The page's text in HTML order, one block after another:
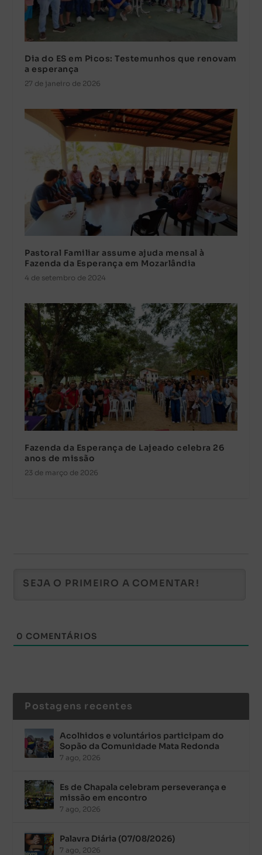
Dia do ES em Picos: Testemunhos que renovam
a esperança
27 de janeiro de 2026
Pastoral Familiar assume ajuda mensal à
Fazenda da Esperança em Mozarlândia
4 de setembro de 2024
Fazenda da Esperança de Lajeado celebra 26
anos de missão
23 de março de 2026
0 COMENTÁRIOS
Postagens recentes
Acolhidos e voluntários participam do
Sopão da Comunidade Mata Redonda
7 ago, 2026
Es de Chapala celebram perseverança e
missão em encontro
7 ago, 2026
Palavra Diária (07/08/2026)
7 ago, 2026